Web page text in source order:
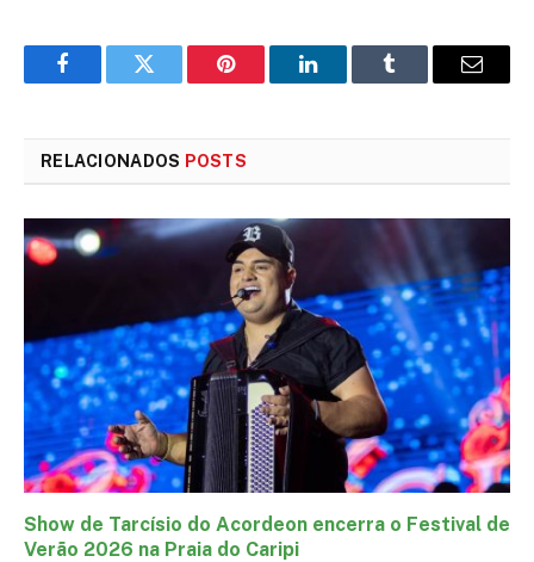
FacebookTwitter Pinterest LinkedInTumblr
E-
RELACIONADOS POSTS
Show de Tarcísio do Acordeon encerra o Festival de
Verão 2026 na Praia do Caripi